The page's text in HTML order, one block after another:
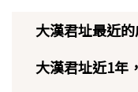
大漢君址最近
大漢君址近1年